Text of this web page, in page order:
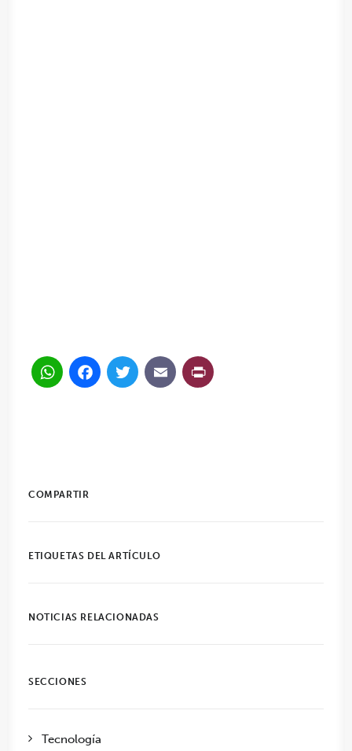
WhatsApp
Facebook
Twitter
Email
COMPARTIR
ETIQUETAS DEL ARTÍCULO
NOTICIAS RELACIONADAS
SECCIONES
Tecnología